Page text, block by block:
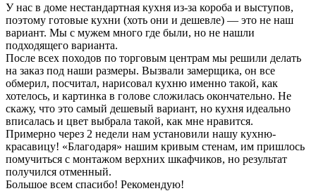
У нас в доме нестандартная кухня из-за короба и выступов,
поэтому готовые кухни (хоть они и дешевле) — это не наш
вариант. Мы с мужем много где были, но не нашли
подходящего варианта.
После всех походов по торговым центрам мы решили делать
на заказ под наши размеры. Вызвали замерщика, он все
обмерил, посчитал, нарисовал кухню именно такой, как
хотелось, и картинка в голове сложилась окончательно. Не
скажу, что это самый дешевый вариант, но кухня идеально
вписалась и цвет выбрала такой, как мне нравится.
Примерно через 2 недели нам установили нашу кухню-
красавицу! «Благодаря» нашим кривым стенам, им пришлось
помучиться с монтажом верхних шкафчиков, но результат
получился отменный.
Большое всем спасибо! Рекомендую!